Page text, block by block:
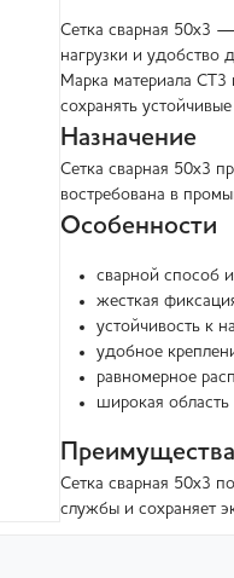
Сетка сварная 50х3 —
нагрузки и удобство
Марка материала СТ3
сохранять
Назначение
Сетка сварная 50х3
востребована в
Особенности
сварной способ
жесткая
устойчивость к
удобное
равномерное
широкая область
Преимущества
Сетка сварная 50х3
службы и сохраняет